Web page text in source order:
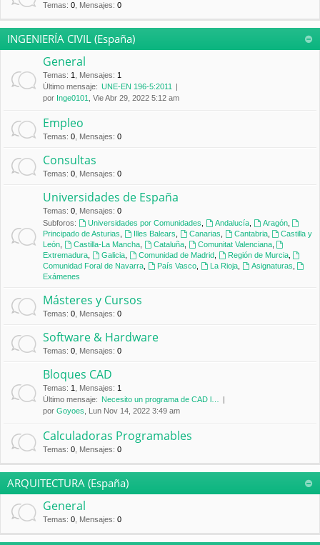
Temas: 0 Mensajes: 0
INGENIERÍA CIVIL (España)
General
Temas: 1 Mensajes: 1
Último mensaje: UNE-EN 196-5:2011
por Inge0101 , Vie Abr 29, 2022 5:12 am
Empleo
Temas: 0 Mensajes: 0
Consultas
Temas: 0 Mensajes: 0
Universidades de España
Temas: 0 Mensajes: 0
Subforos:
Universidades por Comunidades Andalucía, Aragón,
Principado de Asturias
Illes Balears Canarias Cantabria,
Castilla y
León
Castilla-La Mancha, Cataluña, Comunitat Valenciana,
Extremadura
Galicia, Comunidad de Madrid, Región de Murcia,
Comunidad Foral de Navarra
País Vasco, La Rioja, Asignaturas
Exámenes
Másteres y Cursos
Temas: 0 Mensajes: 0
Software & Hardware
Temas: 0 Mensajes: 0
Bloques CAD
Temas: 1 Mensajes: 1
Último mensaje: Necesito un programa de CAD l…
por Goyoes , Lun Nov 14, 2022 3:49 am
Calculadoras Programables
Temas: 0 Mensajes: 0
ARQUITECTURA (España)
General
Temas: 0 Mensajes: 0